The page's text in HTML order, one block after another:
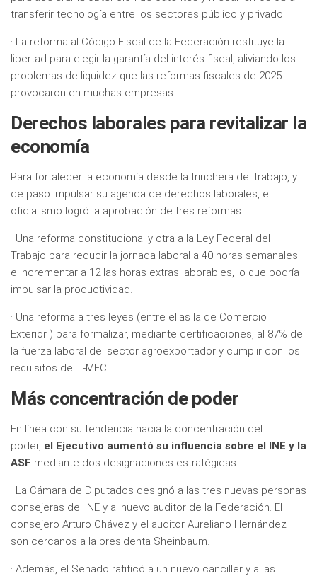
transferir tecnología entre los sectores público y privado.
· La reforma al Código Fiscal de la Federación restituye la
libertad para elegir la garantía del interés fiscal, aliviando los
problemas de liquidez que las reformas fiscales de 2025
provocaron en muchas empresas.
Derechos laborales para revitalizar la
economía
Para fortalecer la economía desde la trinchera del trabajo, y
de paso impulsar su agenda de derechos laborales, el
oficialismo logró la aprobación de tres reformas.
· Una reforma constitucional y otra a la Ley Federal del
Trabajo para reducir la jornada laboral a 40 horas semanales
e incrementar a 12 las horas extras laborables, lo que podría
impulsar la productividad.
· Una reforma a tres leyes (entre ellas la de Comercio
Exterior ) para formalizar, mediante certificaciones, al 87% de
la fuerza laboral del sector agroexportador y cumplir con los
requisitos del T-MEC.
Más concentración de poder
En línea con su tendencia hacia la concentración del
poder, el Ejecutivo aumentó su influencia sobre el INE y la
ASF mediante dos designaciones estratégicas.
· La Cámara de Diputados designó a las tres nuevas personas
consejeras del INE y al nuevo auditor de la Federación. El
consejero Arturo Chávez y el auditor Aureliano Hernández
son cercanos a la presidenta Sheinbaum.
· Además, el Senado ratificó a un nuevo canciller y a las